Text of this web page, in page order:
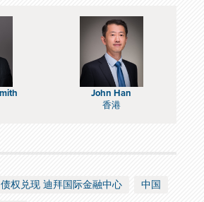
John Han
香港
债权兑现 迪拜国际金融中心 中国